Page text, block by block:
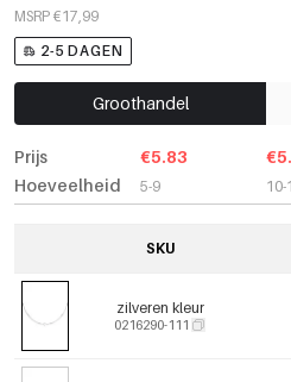
MSRP €17,99
2-5 DAGEN
Groothandel
Prijs
Hoeveelheid
€5.83
5-9 10-
SKU
zilveren kleur
0216290-111